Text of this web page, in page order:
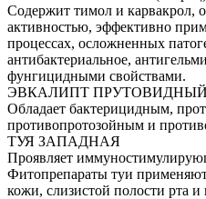
Содержит тимол и карвакрол,
активностью, эффективно
процессах, осложненных
антибактериальное,
фунгицидными свойствами.
ЭВКАЛИПТ ПРУТОВИДНЫЙ
Обладает бактерицидным,
противопротозойным и
ТУЯ ЗАПАДНАЯ
Проявляет
Фитопрепараты туи
кожи, слизистой полости рта